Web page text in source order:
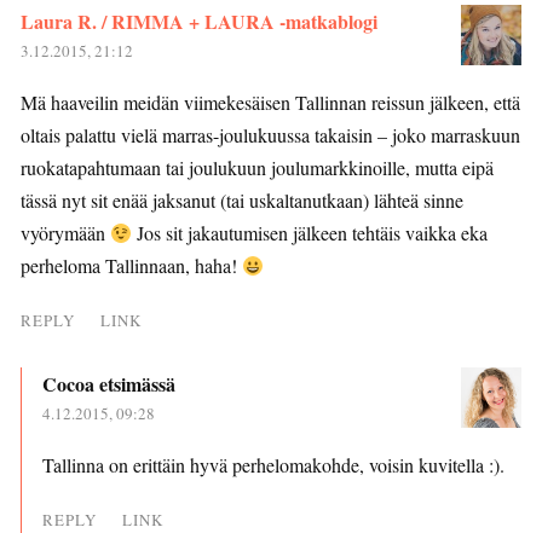
Laura R. / RIMMA + LAURA -matkablogi
3.12.2015, 21:12
Mä haaveilin meidän viimekesäisen Tallinnan reissun jälkeen, että
oltais palattu vielä marras-joulukuussa takaisin – joko marraskuun
ruokatapahtumaan tai joulukuun joulumarkkinoille, mutta eipä
tässä nyt sit enää jaksanut (tai uskaltanutkaan) lähteä sinne
vyörymään
Jos sit jakautumisen jälkeen tehtäis vaikka eka
perheloma Tallinnaan, haha!
REPLY LINK
Cocoa etsimässä
4.12.2015, 09:28
Tallinna on erittäin hyvä perhelomakohde, voisin kuvitella :).
REPLY LINK